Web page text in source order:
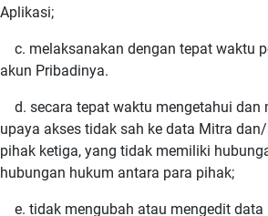
Aplikasi;
c. melaksanakan dengan tepat waktu
akun Pribadinya.
d. secara tepat waktu mengetahui dan
upaya akses tidak sah ke data Mitra
pihak ketiga, yang tidak memiliki
hubungan hukum antara para pihak;
e. tidak mengubah atau mengedit data